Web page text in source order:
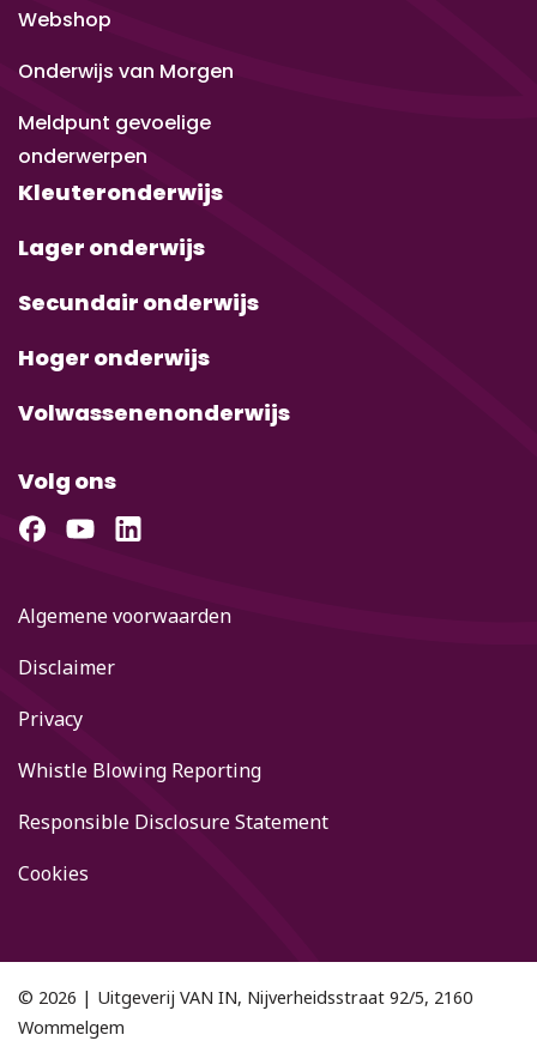
Webshop
Onderwijs van Morgen
Meldpunt gevoelige
onderwerpen
Kleuteronderwijs
Lager onderwijs
Secundair onderwijs
Hoger onderwijs
Volwassenenonderwijs
Volg ons
Algemene voorwaarden
Disclaimer
Privacy
Whistle Blowing Reporting
Responsible Disclosure Statement
Cookies
© 2026 | Uitgeverij VAN IN, Nijverheidsstraat 92/5, 2160
Wommelgem